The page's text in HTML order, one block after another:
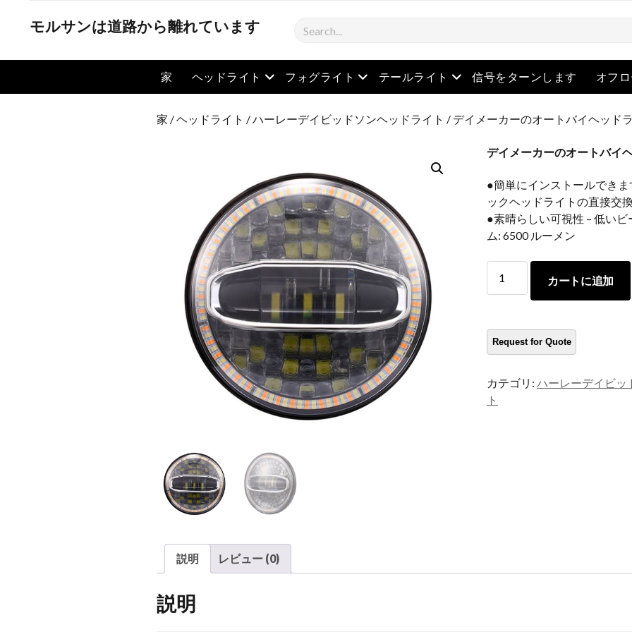
モルサンは道路から離れています
検
家 ヘッドライト メニューを開きます
フォグライト メニューを開きます
テールライト メニューを開きます
信号をターンします オフ
家 /ヘッドライト /ハーレーデイビッドソンヘッドライト / デイメーカーのオートバイヘッド
デイメーカーのオートバイ
●簡単にインストールできま
ックヘッドライトの直接交
●素晴らしい可視性 – 低い
ム: 6500 ルーメン
カ
ー
オ
ー
量
カートに追加
カテゴリ: ハーレーデイビッ
ト
説明 レビュー (0)
説明